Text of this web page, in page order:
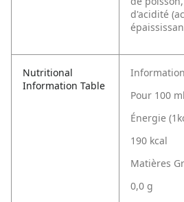
d'acidité
Nutritional
Information Table
Pour 100 ml
Énergie
190 kcal
Matières
0,0 g